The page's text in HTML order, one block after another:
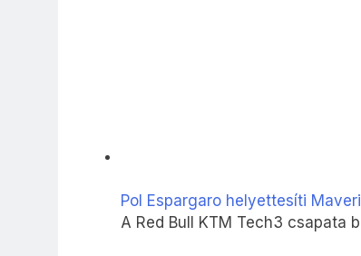
Pol Espargaro helyettesíti
A Red Bull KTM Tech3 csapata